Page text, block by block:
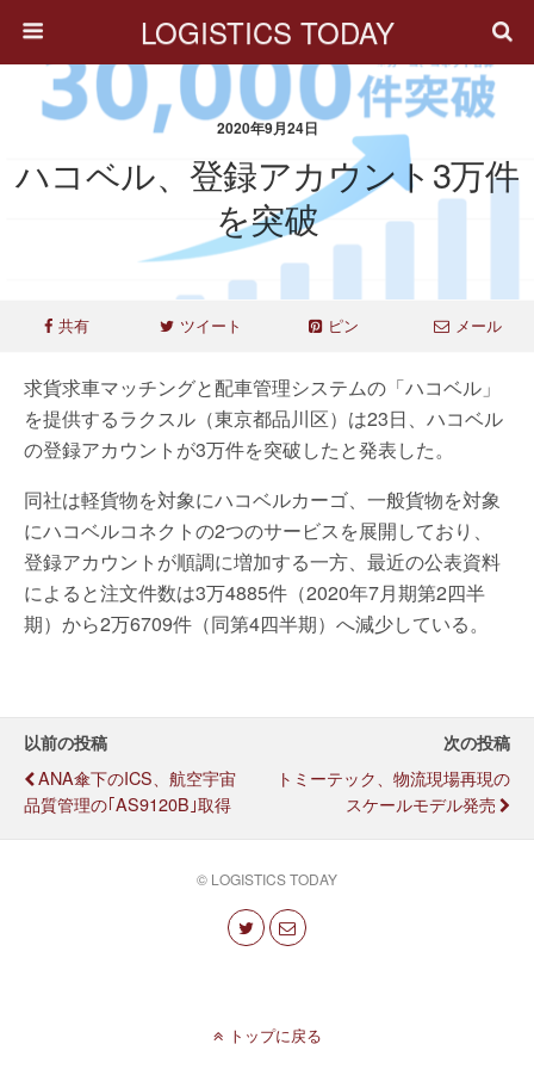
LOGISTICS TODAY
2020年9月24日
ハコベル、登録アカウント3万件
を突破
共有 ツイート ピン メール
求貨求車マッチングと配車管理システムの「ハコベル」
を提供するラクスル（東京都品川区）は23日、ハコベル
の登録アカウントが3万件を突破したと発表した。
同社は軽貨物を対象にハコベルカーゴ、一般貨物を対象
にハコベルコネクトの2つのサービスを展開しており、
登録アカウントが順調に増加する一方、最近の公表資料
によると注文件数は3万4885件（2020年7月期第2四半
期）から2万6709件（同第4四半期）へ減少している。
以前の投稿
ANA傘下のICS、航空宇宙
品質管理の｢AS9120B｣取得
次の投稿
トミーテック、物流現場再現の
スケールモデル発売
© LOGISTICS TODAY
トップに戻る